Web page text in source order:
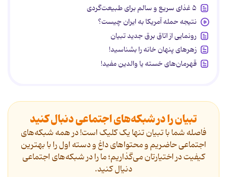
۵ غذای سریع و سالم برای طبیعت‌گردی
نتیجه حمله آمریکا به ایران چیست؟
رونمایی از اتاق برق جدید تبیان
زهرهای پنهان خانه را بشناسید!
قهرمان‌های خسته یا والدین مفید!
تبیان را در شبکه‌های اجتماعی دنبال کنید
فاصله شما با تبیان تنها یک کلیک است! در همه شبکه‌های
اجتماعی حاضریم و محتواهای داغ و دسته اول را با بهترین
کیفیت در اختیارتان می‌گذاریم؛ ما را در شبکه‌های اجتماعی
دنیال کنید.